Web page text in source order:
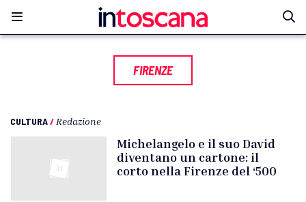
FIRENZE
CULTURA/ Redazione
Michelangelo e il suo David
diventano un cartone: il
corto nella Firenze del ‘500